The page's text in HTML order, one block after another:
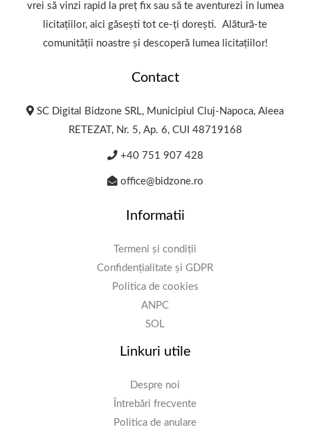
vrei să vinzi rapid la preț fix sau să te aventurezi în lumea
licitațiilor, aici găsești tot ce-ți dorești. Alătură-te
comunității noastre și descoperă lumea licitațiilor!
Contact
SC Digital Bidzone SRL, Municipiul Cluj-Napoca, Aleea
RETEZAT, Nr. 5, Ap. 6, CUI 48719168
+40 751 907 428
office@bidzone.ro
Informatii
Termeni și condiții
Confidențialitate și GDPR
Politica de cookies
ANPC
SOL
Linkuri utile
Despre noi
Întrebări frecvente
Politica de anulare